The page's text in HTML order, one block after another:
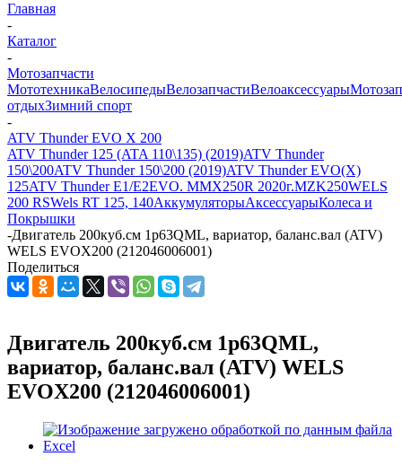
Главная
-
Каталог
-
Мотозапчасти
МототехникаВелосипедыВелозапчастиВелоаксессуары
отдыхЗимний спорт
-
ATV Thunder EVO X 200
ATV Thunder 125 (ATA 110\135) (2019)ATV Thunder
150\200ATV Thunder 150\200 (2019)ATV Thunder EVO(X)
125ATV Thunder Е1/Е2EVO. MMX250R 2020г.MZK250WELS
200 RSWels RT 125, 140АккумуляторыАксессуарыКолеса и
Покрышки
-Двигатель 200куб.см 1p63QML, вариатор, баланс.вал (ATV)
WELS EVOX200 (212046006001)
Поделиться
Двигатель 200куб.см 1p63QML,
вариатор, баланс.вал (ATV) WELS
EVOX200 (212046006001)